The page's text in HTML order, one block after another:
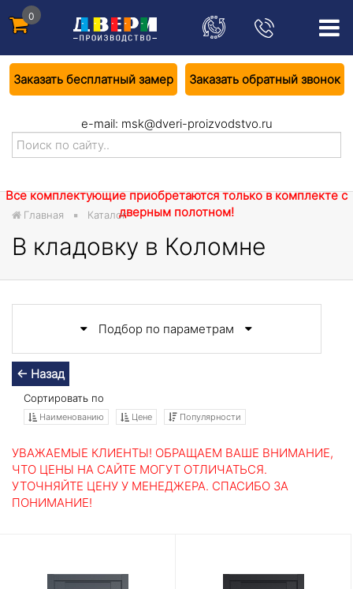
0
Заказать бесплатный замер Заказать обратный звонок
e-mail: msk@dveri-proizvodstvo.ru
Все комплектующие приобретаются только в комплекте с
дверным полотном!
Главная Каталог
В кладовку в Коломне
Подбор по параметрам
← Назад
Сортировать по
Наименованию Цене Популярности
УВАЖАЕМЫЕ КЛИЕНТЫ! ОБРАЩАЕМ ВАШЕ ВНИМАНИЕ,
ЧТО ЦЕНЫ НА САЙТЕ МОГУТ ОТЛИЧАТЬСЯ.
УТОЧНЯЙТЕ ЦЕНУ У МЕНЕДЖЕРА. СПАСИБО ЗА
ПОНИМАНИЕ!